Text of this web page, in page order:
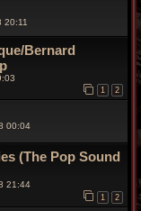
20:11
Bernard
1 2
00:04
(The Pop Sound
21:44
1 2